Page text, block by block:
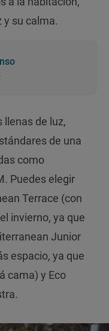
y su calma.
llenas de luz,
de una
como
Puedes elegir
Terrace (con
invierno, ya que
Junior
espacio, ya que
cama) y Eco